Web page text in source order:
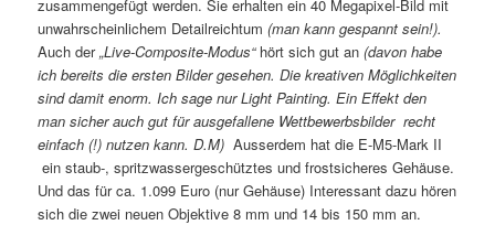
zusammengefügt werden. Sie erhalten ein 40 Megapixel-Bild mit
unwahrscheinlichem Detailreichtum(man kann gespannt sein!).
Auch der„Live-Composite-Modus“hört sich gut an(davon habe
ich bereits die ersten Bilder gesehen. Die kreativen Möglichkeiten
sind damit enorm. Ich sage nur Light Painting. Ein Effekt den
man sicher auch gut für ausgefallene Wettbewerbsbilder recht
einfach (!) nutzen kann. D.M) Ausserdem hat die E-M5-Mark II
ein staub-, spritzwassergeschütztes und frostsicheres Gehäuse.
Und das für ca. 1.099 Euro (nur Gehäuse) Interessant dazu hören
sich die zwei neuen Objektive 8 mm und 14 bis 150 mm an.